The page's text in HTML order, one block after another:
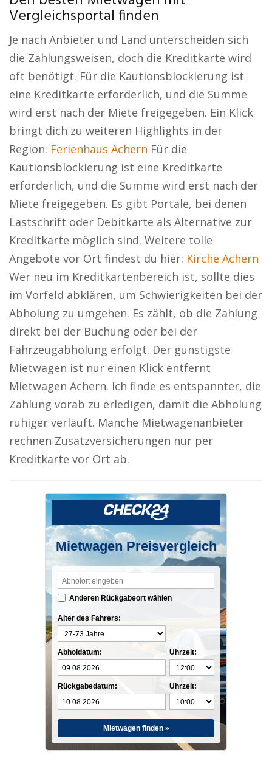
Vergleichsportal finden
Je nach Anbieter und Land unterscheiden sich
die Zahlungsweisen, doch die Kreditkarte wird
oft benötigt. Für die Kautionsblockierung ist
eine Kreditkarte erforderlich, und die Summe
wird erst nach der Miete freigegeben. Ein Klick
bringt dich zu weiteren Highlights in der
Region: Ferienhaus Achern Für die
Kautionsblockierung ist eine Kreditkarte
erforderlich, und die Summe wird erst nach der
Miete freigegeben. Es gibt Portale, bei denen
Lastschrift oder Debitkarte als Alternative zur
Kreditkarte möglich sind. Weitere tolle
Angebote vor Ort findest du hier: Kirche Achern
Wer neu im Kreditkartenbereich ist, sollte dies
im Vorfeld abklären, um Schwierigkeiten bei der
Abholung zu umgehen. Es zählt, ob die Zahlung
direkt bei der Buchung oder bei der
Fahrzeugabholung erfolgt. Der günstigste
Mietwagen ist nur einen Klick entfernt
Mietwagen Achern. Ich finde es entspannter, die
Zahlung vorab zu erledigen, damit die Abholung
ruhiger verläuft. Manche Mietwagenanbieter
rechnen Zusatzversicherungen nur per
Kreditkarte vor Ort ab.
Mietwagen Preisvergleich
Anderen Rückgabeort wählen
Alter des Fahrers:
Abholdatum:
Rückgabedatum:
Uhrzeit:
Uhrzeit:
Mietwagen finden »